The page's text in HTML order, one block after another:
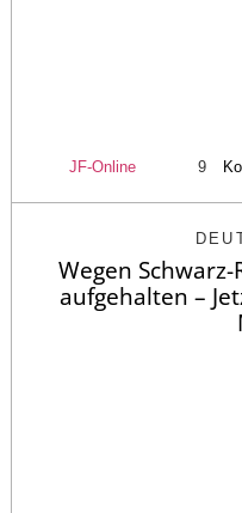
JF-Online 9
Wegen
aufgehalten –